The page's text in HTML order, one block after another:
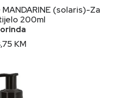
U KORPU
MANDARINE (solaris)-Za
200ml
KM